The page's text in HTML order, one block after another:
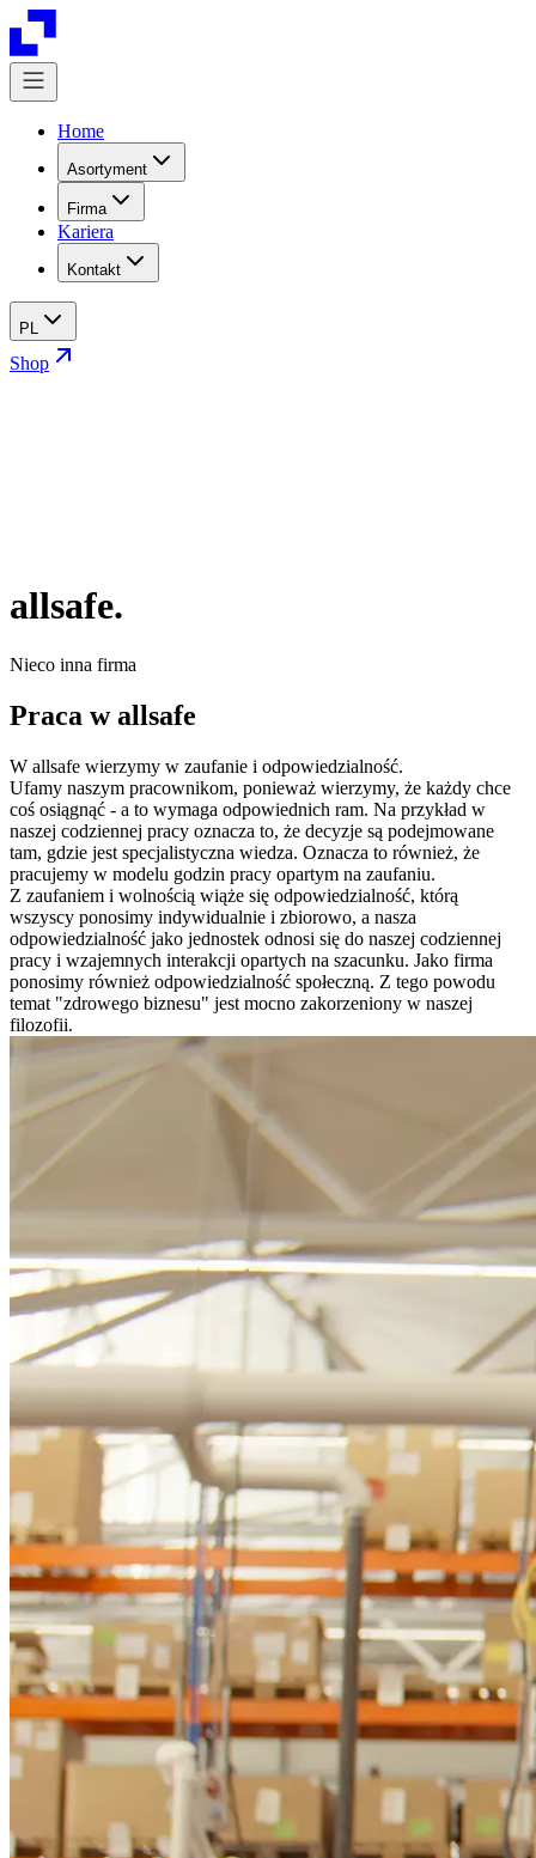
Home
Asortyment
Firma
Kariera
Kontakt
PL
Shop
allsafe.
Nieco inna firma
Praca w allsafe
W allsafe wierzymy w zaufanie i odpowiedzialność.
Ufamy naszym pracownikom, ponieważ wierzymy, że każdy chce
coś osiągnąć - a to wymaga odpowiednich ram. Na przykład w
naszej codziennej pracy oznacza to, że decyzje są podejmowane
tam, gdzie jest specjalistyczna wiedza. Oznacza to również, że
pracujemy w modelu godzin pracy opartym na zaufaniu.
Z zaufaniem i wolnością wiąże się odpowiedzialność, którą
wszyscy ponosimy indywidualnie i zbiorowo, a nasza
odpowiedzialność jako jednostek odnosi się do naszej codziennej
pracy i wzajemnych interakcji opartych na szacunku. Jako firma
ponosimy również odpowiedzialność społeczną. Z tego powodu
temat "zdrowego biznesu" jest mocno zakorzeniony w naszej
filozofii.